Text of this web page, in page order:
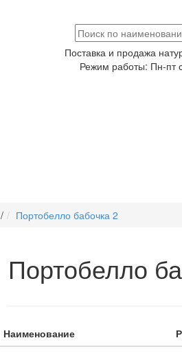
Поставка и продажа
Режим работы: Пн-пт
/ Портобелло бабочка 2
Портобелло
Наименование